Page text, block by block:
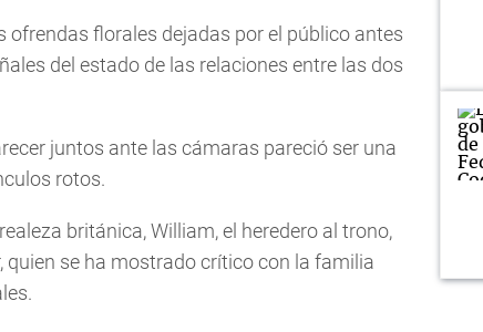
ofrendas florales dejadas por el público antes
del estado de las relaciones entre las dos
juntos ante las cámaras pareció ser una
rotos.
británica, William, el heredero al trono,
se ha mostrado crítico con la familia